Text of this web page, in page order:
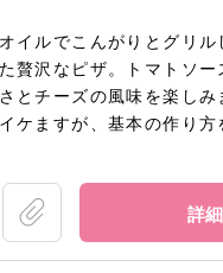
イルでこんがりとグリル
贅沢なピザ。トマトソ
とチーズの風味を楽し
ケますが、基本の作り方
詳